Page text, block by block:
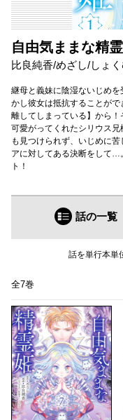
自由気ままな精
比良純香/めざし/しょ
継母と義妹に陰湿ないじめ
かし彼女は抵抗することが
離してしまっている】から
可愛がってくれたシリウス
も見つけられず、いじめに
アに対してある決断をして…
ト！
話の一覧
話を単行本単
全7巻